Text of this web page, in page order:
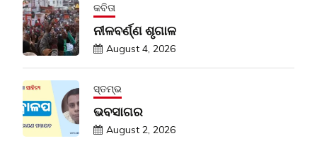
କବିତା
ନୀଳବର୍ଣ୍ଣ ଶୃଗାଳ
August 4, 2026
ସ୍ତମ୍ଭ
ଭବସାଗର
August 2, 2026